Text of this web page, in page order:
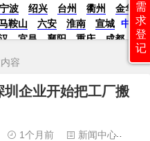
宁波 绍兴 台州 衢州
金华
鞍山 六安 淮南 宣城 中
宜昌 襄阳 重庆 成都
德
固
）
家庄 沧州 唐山 潍坊
德州
东莞 江门 惠州 肇庆
中
印尼 泰国 越南 柬埔寨
容
企业开始把工厂搬
1个月前 新闻中心
需
求
登
记